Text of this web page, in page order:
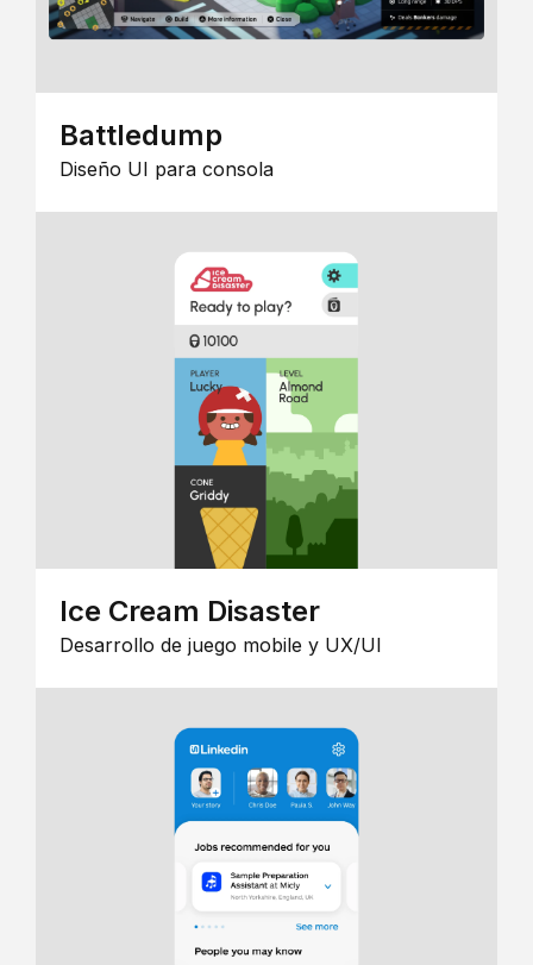
Battledump
Diseño UI para consola
Ice Cream Disaster
Desarrollo de juego mobile y UX/UI